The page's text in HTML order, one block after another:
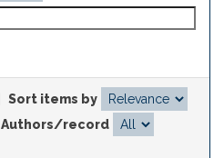
Sort items by
Authors/record